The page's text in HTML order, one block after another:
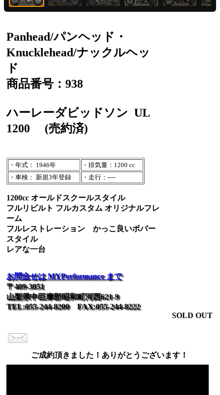
Panhead/パンヘッド・
Knucklehead/ナックルヘッ
ド
商品番号：938
ハーレーダビッドソン UL
1200
(売約済)
・年式： 1946年
・排気量：1200 cc
・車検： 新規3年登録
・走行：----
1200cc オールドスクールスタイル
フルリビルト フルカスタム オリジナルフレ
ーム
フルレストレーション かっこ良いボバー
スタイル
レアな一台
お問合せは MYPerformance まで
〒409-3851
山梨県中巨摩郡昭和町河西621-9
TEL:055-244-8200 FAX:055-244-8222
SOLD OUT
ご成約頂きました！ありがとうございます！